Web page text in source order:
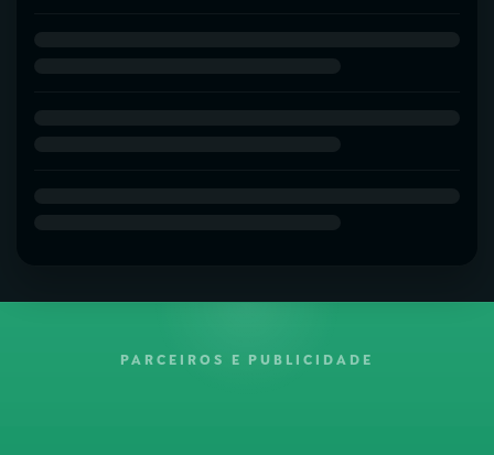
PARCEIROS E PUBLICIDADE